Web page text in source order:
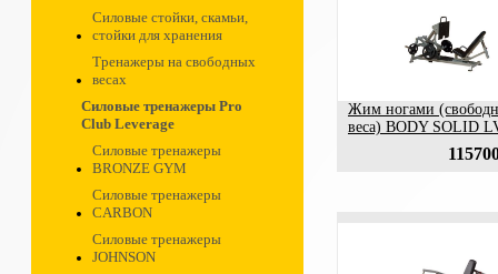
Силовые стойки, скамьи,
стойки для хранения
Тренажеры на свободных
весах
Силовые тренажеры Pro
Club Leverage
Силовые тренажеры
BRONZE GYM
Силовые тренажеры
CARBON
Силовые тренажеры
JOHNSON
Жим ногами
веса) BODY SOLID